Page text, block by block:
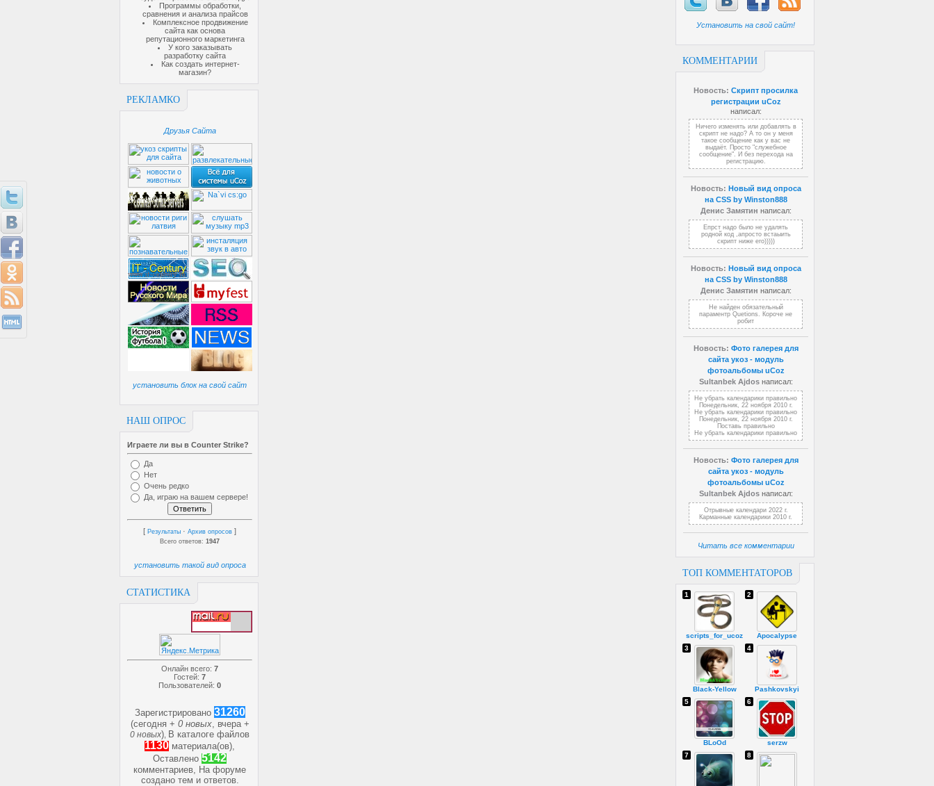
Программы обработки,
сравнения и анализа прайсов
Комплексное продвижение
сайта как основа
репутационного маркетинга
У кого заказывать
разработку сайта
Как создать интернет-
магазин?
РЕКЛАМКО
Друзья Сайта
установить блок на свой сайт
НАШ ОПРОС
Играете ли вы в Counter Strike?
Да
Нет
Очень редко
Да, играю на вашем сервере!
[ Результаты · Архив опросов ]
Всего ответов: 1947
установить такой вид опроса
СТАТИСТИКА
Онлайн всего: 7
Гостей: 7
Пользователей: 0
Зарегистрировано 31260
(сегодня + 0 новых, вчера +
0 новых) В каталоге файлов
1130 материала(ов),
Оставлено 5142
комментариев, На форуме
создано тем и ответов.
Установить на свой сайт!
КОММЕНТАРИИ
Новость: Скрипт просилка
регистрации uCoz
написал:
Ничего изменять или добавлять в
скрипт не надо? А то он у меня
такое сообщение как у вас не
выдаёт. Просто "служебное
сообщение". И без перехода на
регистрацию.
Новость: Новый вид опроса
на CSS by Winston888
Денис Замятин написал:
Епрст надо было не удалять
родной код ,апросто встаыить
скрипт ниже его)))))
Новость: Новый вид опроса
на CSS by Winston888
Денис Замятин написал:
Не найден обязательный
параментр Quetions. Короче не
робит
Новость: Фото галерея для
сайта укоз - модуль
фотоальбомы uCoz
Sultanbek Ajdosнаписал:
Не убрать календарики правильно
Понедельник, 22 ноября 2010 г.
Не убрать календарики правильно
Понедельник, 22 ноября 2010 г.
Поставь правильно
Не убрать календарики правильно
Новость: Фото галерея для
сайта укоз - модуль
фотоальбомы uCoz
Sultanbek Ajdosнаписал:
Отрывные календари 2022 г.
Карманные календарики 2010 г.
Читать все комментарии
ТОП КОММЕНТАТОРОВ
scripts_for_ucoz
1
Apocalypse
2
Black-Yellow
3
Pashkovskyi
4
BLoOd
5
serzw
6
7 8